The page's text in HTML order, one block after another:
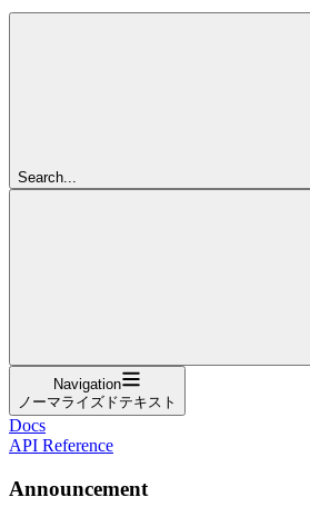
Search...
Navigation
ノーマライズドテキスト
Docs
API Reference
Announcement